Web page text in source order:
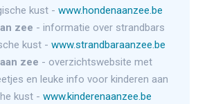
kust - www.hondenaanzee.be
zee - informatie over strandbars
kust - www.strandbaraanzee.be
zee - overzichtswebsite met
en leuke info voor kinderen aan
kust - www.kinderenaanzee.be